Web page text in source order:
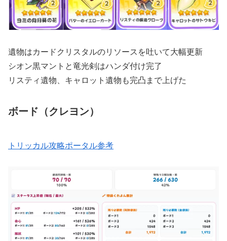
遺物はカードクリスタルのリソースを吐いて大幅更新
シオン黒マントと竜光剣はハンダ付け完了
リスティ遺物、キャロット遺物も完凸まで上げた
ボード（クレヨン）
トリッカル攻略ポータル参考